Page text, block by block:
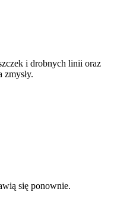
i drobnych linii oraz
się ponownie.